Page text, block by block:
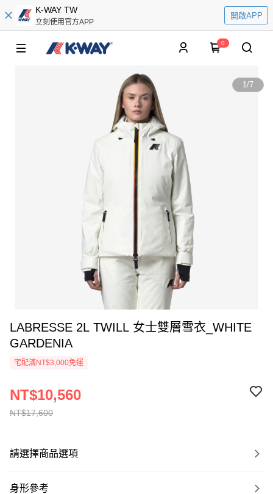
K-WAY TW
立刻使用官方APP
開啟APP
0
1/7
LABRESSE 2L TWILL 女士雙層雪衣_WHITE
GARDENIA
宅配滿NT$3,000免運
NT$17,600
NT$10,560
請選擇商品選項
身形參考